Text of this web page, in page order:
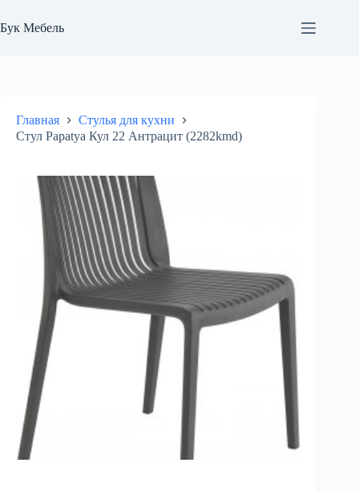
к
сути
Бук Мебель
Главная
Стулья для кухни
Стул Papatya Кул 22 Антрацит (2282kmd)